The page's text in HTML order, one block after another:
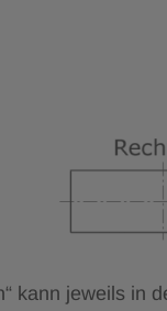
kann jeweils in